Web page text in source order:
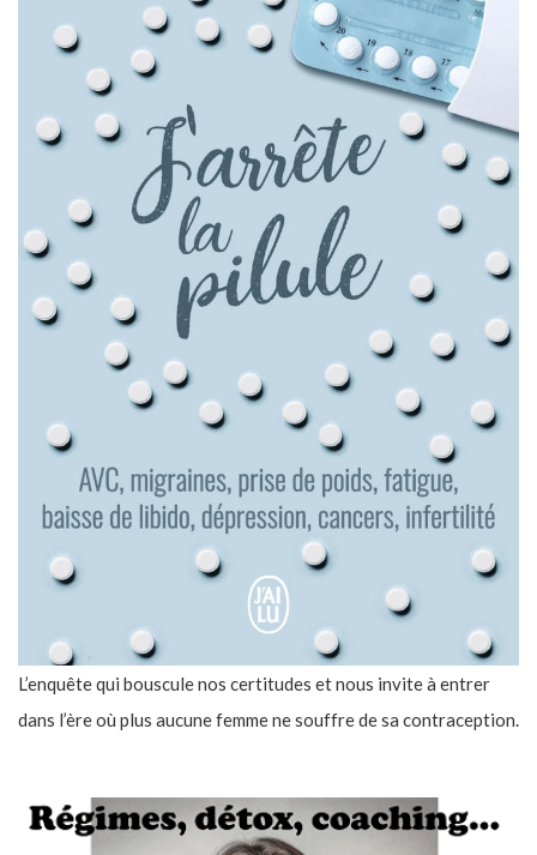
L’enquête qui bouscule nos certitudes et nous invite à entrer
dans l’ère où plus aucune femme ne souffre de sa contraception.